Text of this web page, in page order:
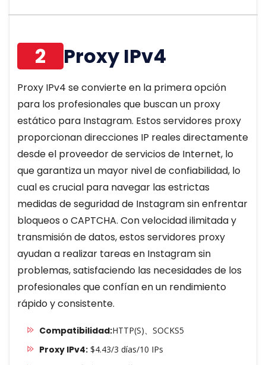
2 Proxy IPv4
Proxy IPv4 se convierte en la primera opción
para los profesionales que buscan un proxy
estático para Instagram. Estos servidores proxy
proporcionan direcciones IP reales directamente
desde el proveedor de servicios de Internet, lo
que garantiza un mayor nivel de confiabilidad, lo
cual es crucial para navegar las estrictas
medidas de seguridad de Instagram sin enfrentar
bloqueos o CAPTCHA. Con velocidad ilimitada y
transmisión de datos, estos servidores proxy
ayudan a realizar tareas en Instagram sin
problemas, satisfaciendo las necesidades de los
profesionales que confían en un rendimiento
rápido y consistente.
Compatibilidad:HTTP(S)、SOCKS5
Proxy IPv4:$4.43/3 días/10 IPs